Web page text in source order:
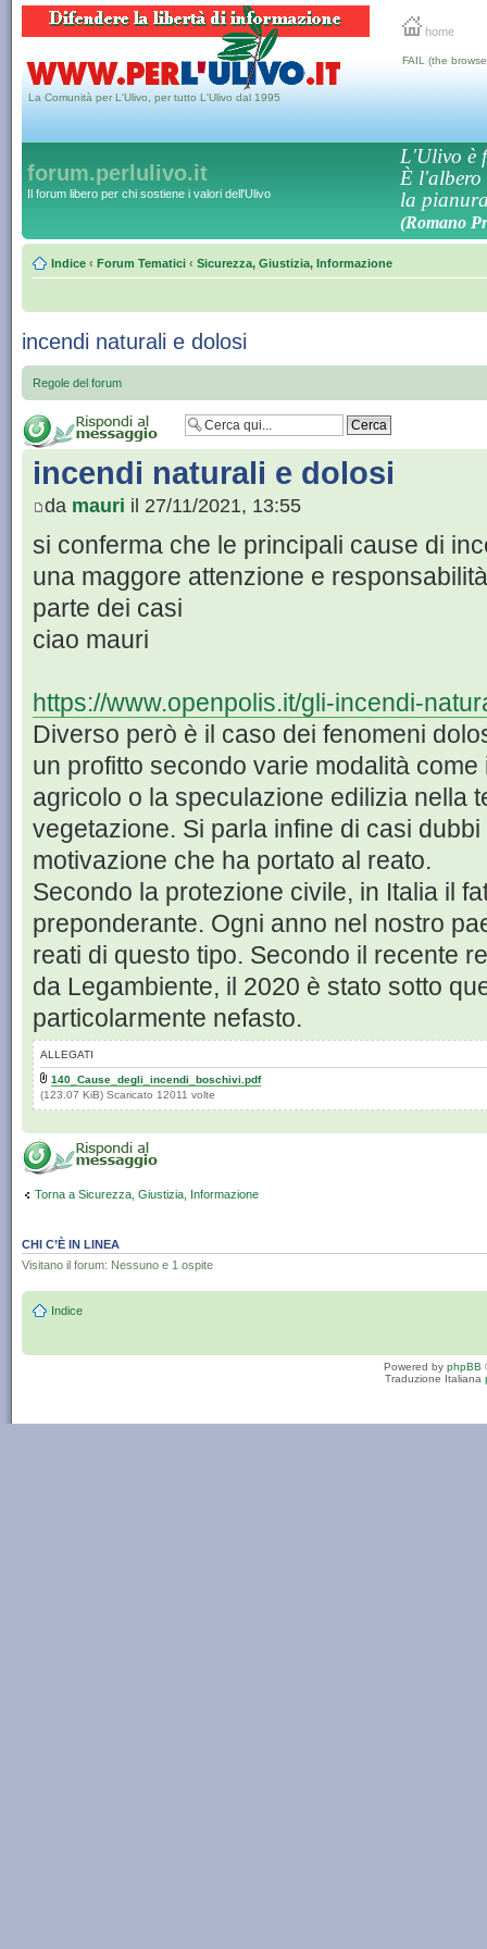
home
La Comunità per L'Ulivo, per tutto L'Ulivo dal 1995
FAIL (the
forum.perlulivo.it
Il forum libero per chi sostiene i valori dell'Ulivo
L'Ulivo è
È l'albero
la
(Romano
Indice ‹ Forum Tematici ‹ Sicurezza, Giustizia, Informazione
incendi naturali e dolosi
Regole del forum
incendi naturali e dolosi
da mauri il 27/11/2021, 13:55
si conferma che le principali cause di
una maggore attenzione e
parte dei casi
ciao mauri
https://www.openpolis.it/gli-incendi-
Diverso però è il caso dei fenomeni
un profitto secondo varie modalità
agricolo o la speculazione edilizia nella
vegetazione. Si parla infine di casi
motivazione che ha portato al reato.
Secondo la protezione civile, in Italia il
preponderante. Ogni anno nel nostro
reati di questo tipo. Secondo il recente
da Legambiente, il 2020 è stato sotto
particolarmente nefasto.
ALLEGATI
140_Cause_degli_incendi_boschivi.pdf
(123.07 KiB) Scaricato 12011 volte
Torna a Sicurezza, Giustizia, Informazione
CHI C’È IN LINEA
Visitano il forum: Nessuno e 1 ospite
Indice
Powered by phpBB
Traduzione Italiana